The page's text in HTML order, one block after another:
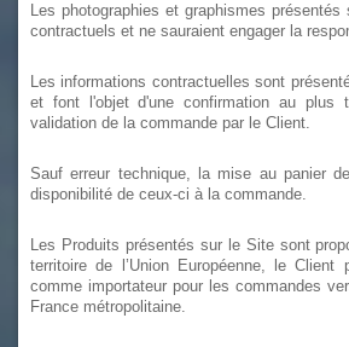
Les photographies et graphismes
contractuels et ne sauraient engager la
Les informations contractuelles sont
et font l'objet d'une confirmation au plus
validation de la commande par le Client.
Sauf erreur technique, la mise au panier
disponibilité de ceux-ci à la commande.
Les Produits présentés sur le Site sont
territoire de l’Union Européenne, le Client
comme importateur pour les commandes
France métropolitaine.